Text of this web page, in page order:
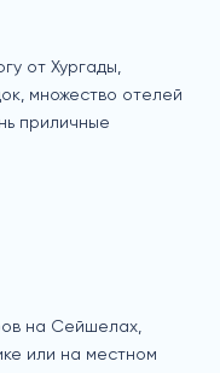
от Хургады,
множество отелей
приличные
на Сейшелах,
или на местном